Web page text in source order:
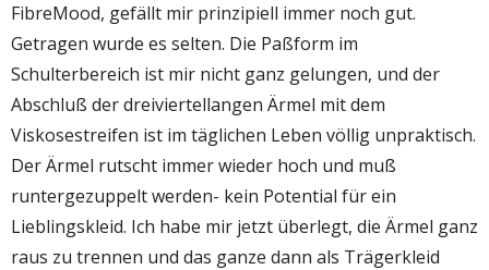
e
FibreMood, gefällt mir prinzipiell immer noch gut.
Getragen wurde es selten. Die Paßform im
Schulterbereich ist mir nicht ganz gelungen, und der
Abschluß der dreiviertellangen Ärmel mit dem
Viskosestreifen ist im täglichen Leben völlig unpraktisch.
Der Ärmel rutscht immer wieder hoch und muß
runtergezuppelt werden- kein Potential für ein
Lieblingskleid. Ich habe mir jetzt überlegt, die Ärmel ganz
raus zu trennen und das ganze dann als Trägerkleid